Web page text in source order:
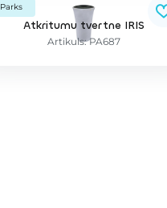
Parks
Atkritumu tvertne IRIS
Artikuls: PA687